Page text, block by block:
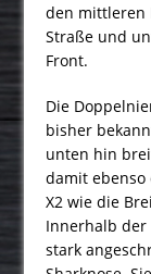
den mittleren
Straße und
Front.
Die
bisher
unten hin
damit ebenso
X2 wie die
Innerhalb
stark